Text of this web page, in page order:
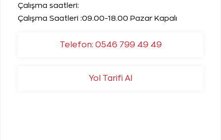
Çalışma saatleri:
Çalışma Saatleri :09.00-18.00 Pazar Kapalı
Telefon: 0546 799 49 49
Yol Tarifi Al